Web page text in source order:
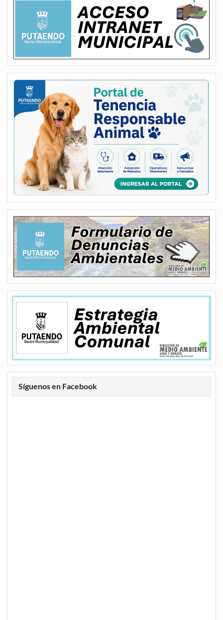
Síguenos en Facebook